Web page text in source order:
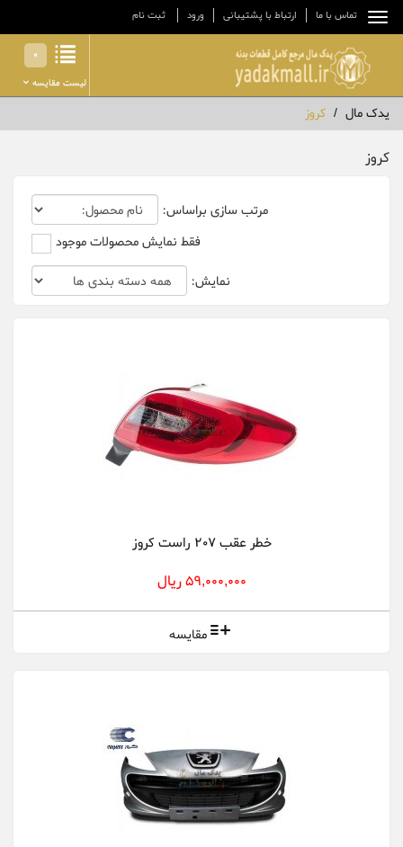
تماس با ما ارتباط با پشتیبانی ورود ثبت نام
0
لیست مقایسه
یدک مال کروز
کروز
مرتب سازی براساس:
فقط نمایش محصولات موجود
نمایش:
خطر عقب 207 راست کروز
59,000,000 ریال
مقایسه